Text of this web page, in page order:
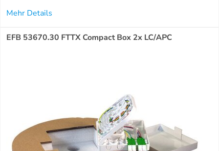
Mehr Details
EFB 53670.30 FTTX Compact Box 2x LC/APC